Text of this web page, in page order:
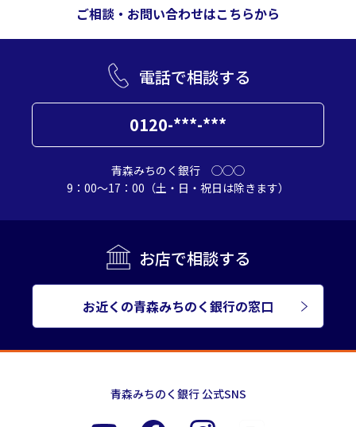
ご相談・お問い合わせはこちらから
電話で相談する
0120-***-***
青森みちのく銀行 ◯◯◯
9：00～17：00（土・日・祝日は除きます）
お店で相談する
お近くの青森みちのく銀行の窓口
青森みちのく銀行 公式SNS